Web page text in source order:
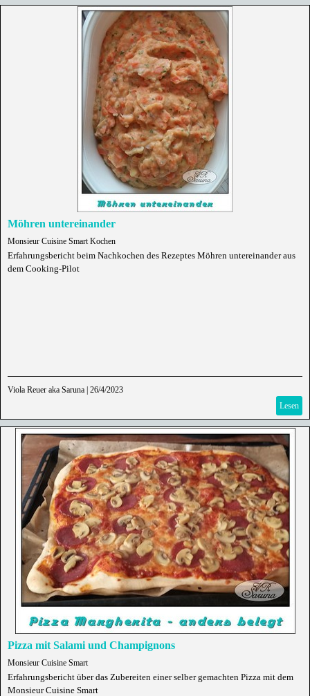
Möhren untereinander
Monsieur Cuisine Smart Kochen
Erfahrungsbericht beim Nachkochen des Rezeptes Möhren untereinander aus
dem Cooking-Pilot
Viola Reuer aka Saruna 26/4/2023
Lesen
Pizza mit Salami und Champignons
Monsieur Cuisine Smart
Erfahrungsbericht über das Zubereiten einer selber gemachten Pizza mit dem
Monsieur Cuisine Smart